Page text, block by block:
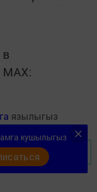
MАХ:
язылыгыз
кушылыгыз